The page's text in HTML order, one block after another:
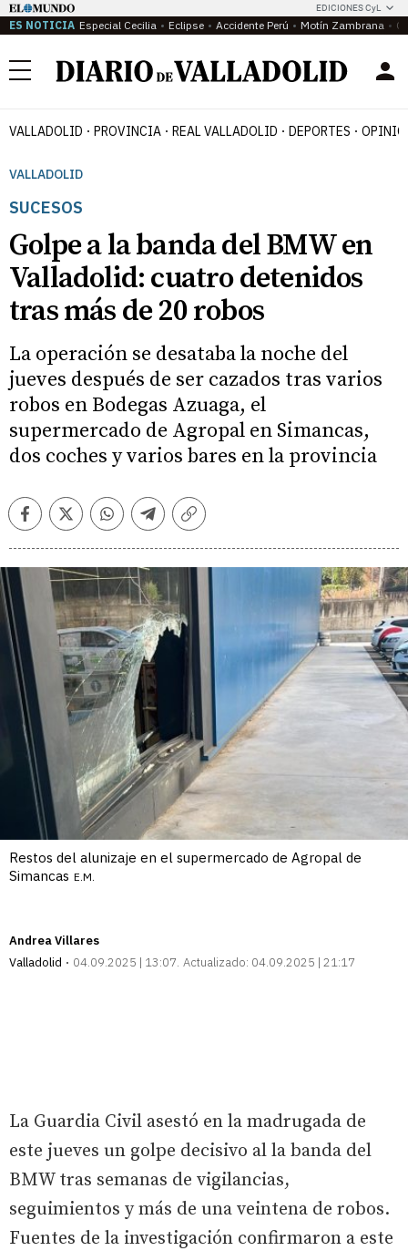
EDICIONES CyL
ES NOTICIA Especial Cecilia Eclipse Accidente Perú Motín Zambrana
Menú
VALLADOLID PROVINCIA REAL VALLADOLID DEPORTES
VALLADOLID
SUCESOS
Golpe a la banda del BMW en
Valladolid: cuatro detenidos
tras más de 20 robos
La operación se desataba la noche del
jueves después de ser cazados tras varios
robos en Bodegas Azuaga, el
supermercado de Agropal en Simancas,
dos coches y varios bares en la provincia
FacebookTwitterWhatsappTelegramCopiar
Restos del alunizaje en el supermercado de Agropal de
Simancas E.M.
Andrea Villares
Valladolid
04.09.2025 | 13:07 Actualizado: 04.09.2025 | 21:17
La Guardia Civil asestó en la madrugada de
este jueves un golpe decisivo al la banda del
BMW tras semanas de vigilancias,
seguimientos y más de una veintena de robos.
Fuentes de la investigación confirmaron a este